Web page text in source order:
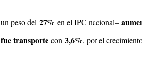
peso del 27% en el IPC nacional–
transporte con 3,6%, por el